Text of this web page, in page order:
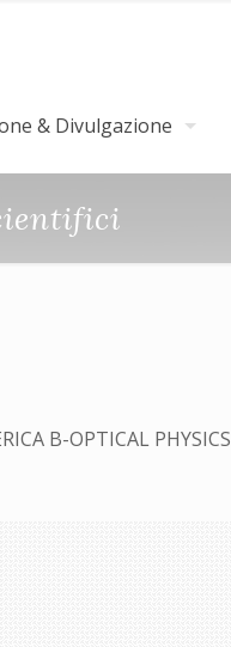
& Divulgazione
B-OPTICAL PHYSICS